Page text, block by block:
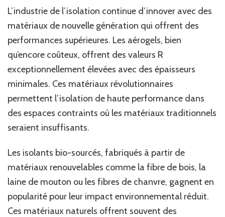
L’industrie de l’isolation continue d’innover avec des
matériaux de nouvelle génération qui offrent des
performances supérieures. Les aérogels, bien
qu’encore coûteux, offrent des valeurs R
exceptionnellement élevées avec des épaisseurs
minimales. Ces matériaux révolutionnaires
permettent l’isolation de haute performance dans
des espaces contraints où les matériaux traditionnels
seraient insuffisants.
Les isolants bio-sourcés, fabriqués à partir de
matériaux renouvelables comme la fibre de bois, la
laine de mouton ou les fibres de chanvre, gagnent en
popularité pour leur impact environnemental réduit.
Ces matériaux naturels offrent souvent des